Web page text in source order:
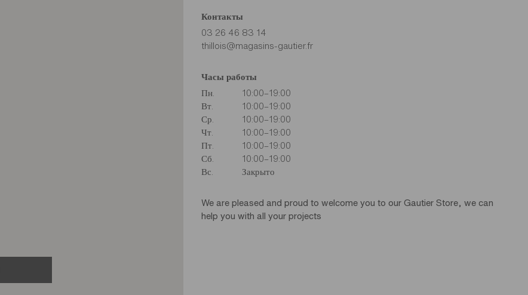
Контакты
03 26 46 83 14
thillois@magasins-gautier.fr
Часы работы
Пн.
10:00–19:00
Вт.
10:00–19:00
Ср.
10:00–19:00
Чт.
10:00–19:00
Пт.
10:00–19:00
Сб.
10:00–19:00
Вс.
Закрыто
We are pleased and proud to welcome you to our Gautier Store, we can
help you with all your projects